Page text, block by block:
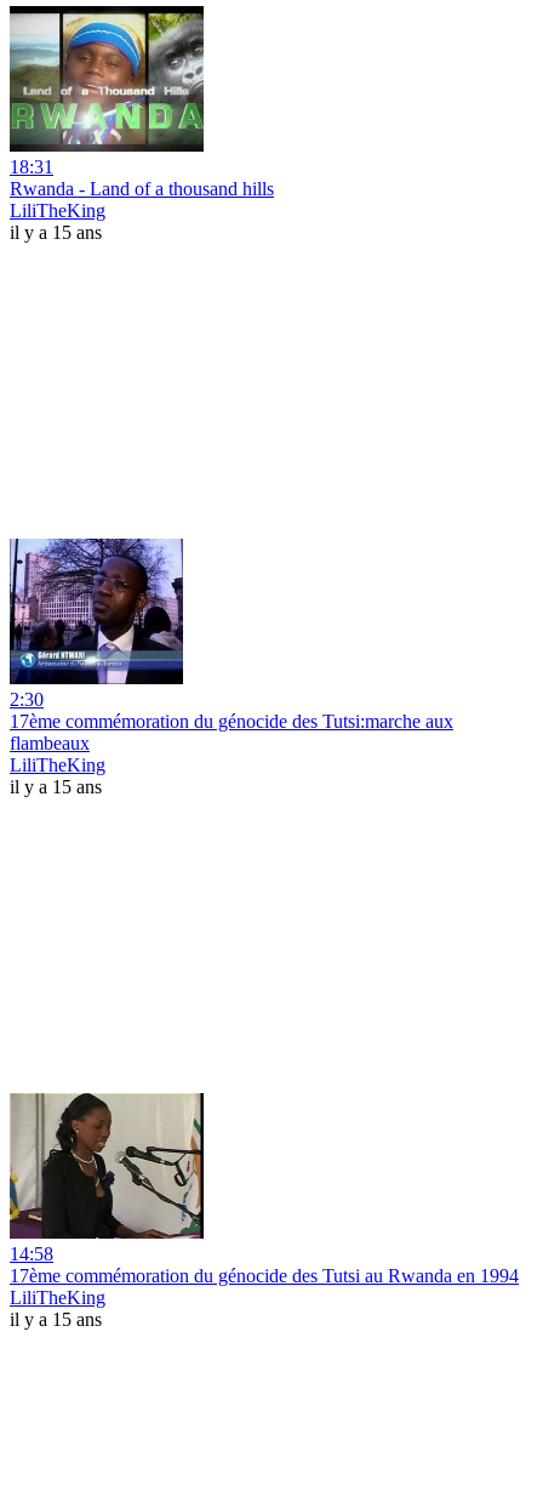
18:31
Rwanda - Land of a thousand hills
LiliTheKing
il y a 15 ans
2:30
17ème commémoration du génocide des Tutsi:marche aux
flambeaux
LiliTheKing
il y a 15 ans
14:58
17ème commémoration du génocide des Tutsi au Rwanda en 1994
LiliTheKing
il y a 15 ans